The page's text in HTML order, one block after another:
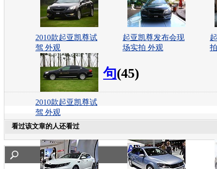
2010款起亚凯尊试
驾 外观
起亚凯尊发布会现
场实拍 外观
2010款起亚凯尊试
驾 外观
句(45)
看过该文章的人还看过